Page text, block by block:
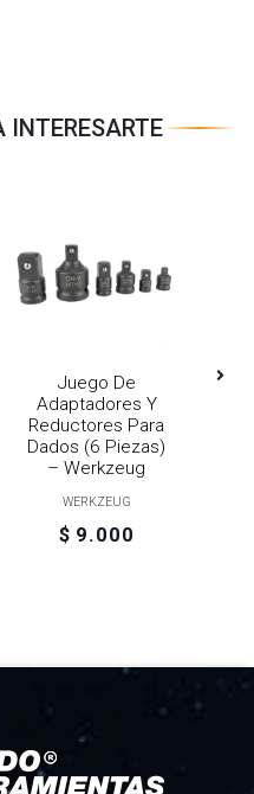
INTERESARTE
Juego De
Adaptadores Y
Reductores Para
Dados (6 Piezas)
– Werkzeug
WERKZEUG
$ 9.000